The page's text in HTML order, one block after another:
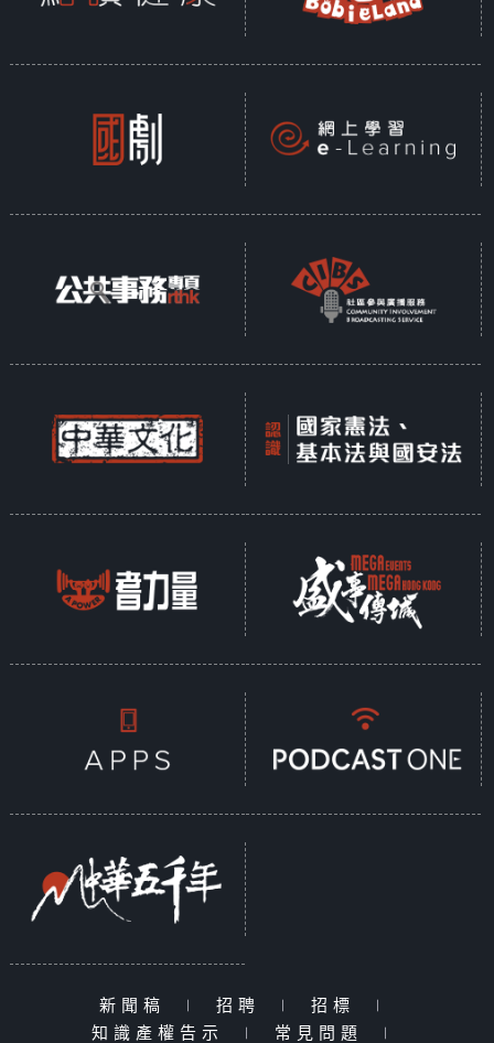
新聞稿 | 招聘 | 招標
|
知識產權告示
| 常見問題 |